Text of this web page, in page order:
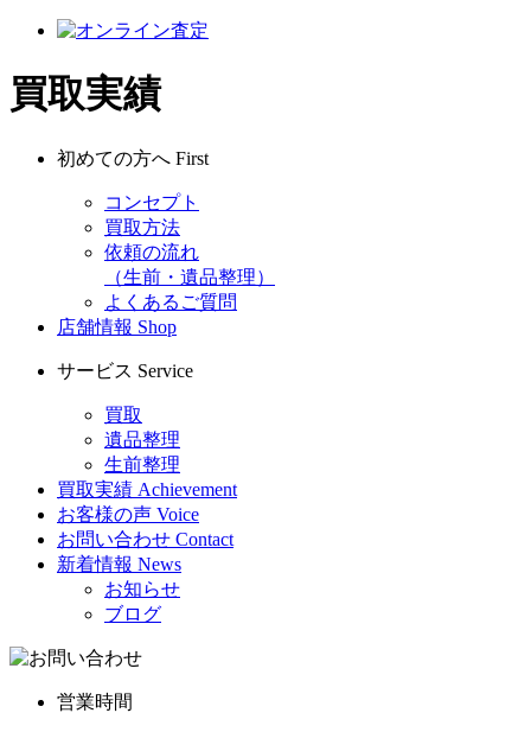
買取実績
初めての方へ First
コンセプト
買取方法
依頼の流れ
（生前・遺品整理）
よくあるご質問
店舗情報 Shop
サービス Service
買取
遺品整理
生前整理
買取実績 Achievement
お客様の声 Voice
お問い合わせ Contact
新着情報 News
お知らせ
ブログ
営業時間